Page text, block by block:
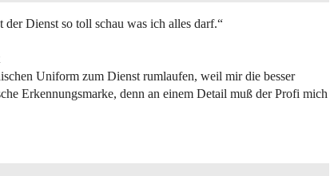
Dienst so toll schau was ich alles darf.“
Uniform zum Dienst rumlaufen, weil mir die besser
Erkennungsmarke, denn an einem Detail muß der Profi mich